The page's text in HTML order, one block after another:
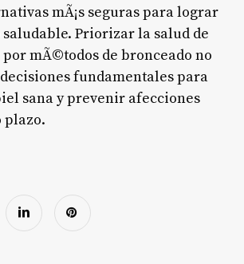
mÃ¡s seguras para lograr
Priorizar la salud de
mÃ©todos de bronceado no
fundamentales para
sana y prevenir afecciones
plazo.